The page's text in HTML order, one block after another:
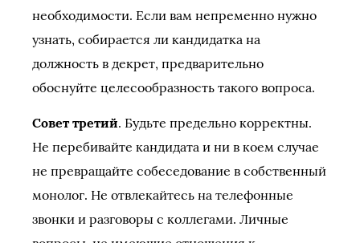
необходимости. Если вам непременно нужно
узнать, собирается ли кандидатка на
должность в декрет, предварительно
обоснуйте целесообразность такого вопроса.
Совет третий. Будьте предельно корректны.
Не перебивайте кандидата и ни в коем случае
не превращайте собеседование в собственный
монолог. Не отвлекайтесь на телефонные
звонки и разговоры с коллегами. Личные